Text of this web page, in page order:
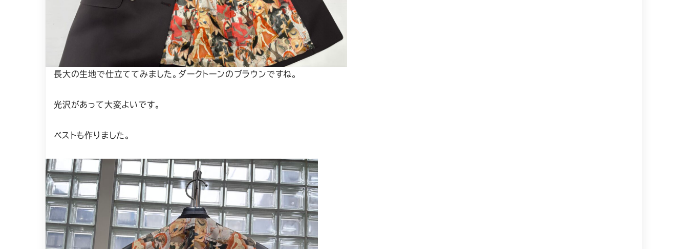
長大の生地で仕立ててみました。ダークトーンのブラウンですね。
光沢があって大変よいです。
ベストも作りました。